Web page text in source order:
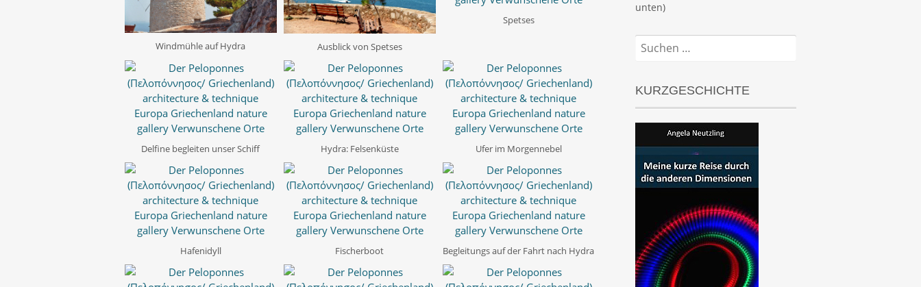
Windmühle auf Hydra Ausblick von Spetses
Spetses
Delfine begleiten unser Schiff Hydra: Felsenküste Ufer im Morgennebel
Hafenidyll Fischerboot Begleitungs auf der Fahrt nach Hydra
unten)
Suchen
nach:
KURZGESCHICHTE